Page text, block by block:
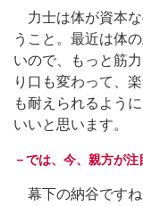
力士は体が資本な
うこと。最近は体
いので、もっと筋
り口も変わって、
も耐えられるよう
いいと思います。
－では、今、親方が注
幕下の納谷ですね